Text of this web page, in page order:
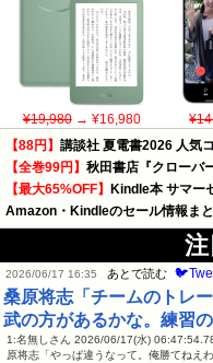
¥19,980→ ¥16,980
【88円】 講談社 夏電書2026 人気
【全巻99円】 秋田書店『クローバ
【最大65%OFF】 Kindle本 サマー
Amazon・Kindleのセール情報ま
2026/06/17 16:35 あとで読む
桑原将志「チームのトレ
武の方があるかな。練習
1:名無しさん 2026/06/17(水)
原将志「やっぱ違うなって。俺勝てね